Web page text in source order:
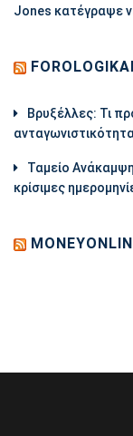
Jones κατέγραψε
Βρυξέλλες: Τι
Ταμείο
κρίσιμες